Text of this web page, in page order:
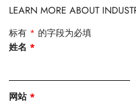
LEARN MORE ABOUT
标有 * 的字段为必填
姓名 *
网站 *